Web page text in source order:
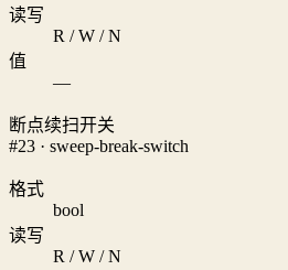
读写
R / W / N
值
—
断点续扫开关
#23 · sweep-break-switch
格式
bool
读写
R / W / N